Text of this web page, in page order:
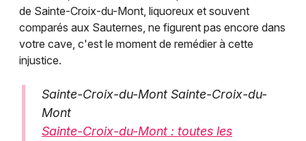
de Sainte-Croix-du-Mont, liquoreux et souvent
comparés aux Sauternes, ne figurent pas encore dans
votre cave, c'est le moment de remédier à cette
injustice.
Sainte-Croix-du-Mont Sainte-Croix-du-
Mont
Sainte-Croix-du-Mont : toutes les